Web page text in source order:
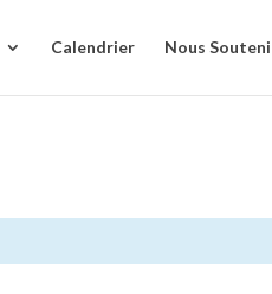
Calendrier Nous